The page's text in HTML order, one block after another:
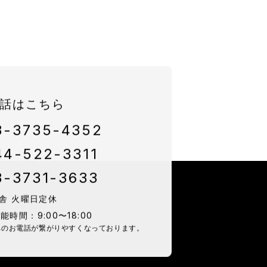
はこちら
3735-4352
522-3311
3731-3633
火曜日定休
時間：9:00〜18:00
お電話が繋がりやすくなっております。